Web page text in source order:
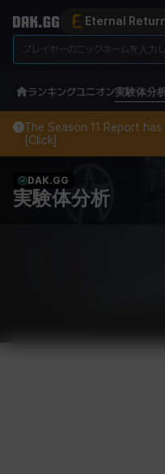
Eternal
ランキングユニオン実験体分
The Season 11 Report
[Click]
DAK.GG
実験体分析